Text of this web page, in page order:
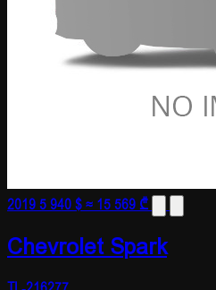
20195 940 $≈ 15 569 ₾
Chevrolet Spark